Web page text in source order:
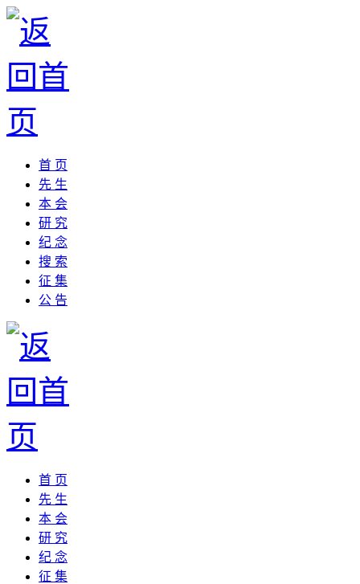
首 页
先 生
本 会
研 究
纪 念
搜 索
征 集
公 告
首 页
先 生
本 会
研 究
纪 念
征 集